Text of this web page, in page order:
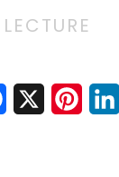
Facebook
X